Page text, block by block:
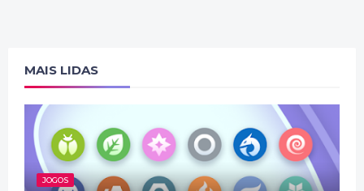
MAIS LIDAS
JOGOS